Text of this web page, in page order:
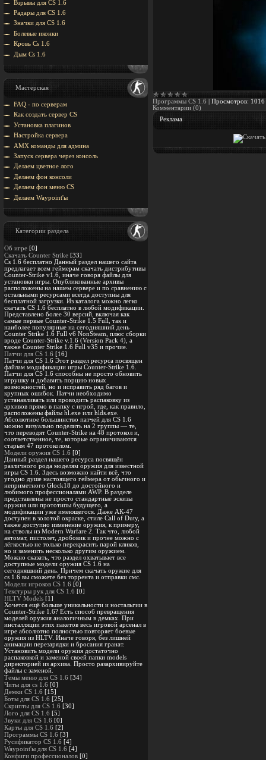
Взрывы для CS 1.6
Радары для CS 1.6
Значки для CS 1.6
Болевые иконки
Кровь Cs 1.6
Дым Cs 1.6
Мастерская
FAQ - по серверам
Как создать сервер CS
Установка плагинов
Настройка сервера
AMX команды для админа
Запуск сервера через консоль
Делаем цветное лого
Делаем фон консоли
Делаем фон меню CS
Делаем Waypoint'ы
Категории раздела
Об игре [0]
Скачать Counter Strike [33]
Cs 1.6 бесплатно Данный раздел нашего сайта
предлагает всем геймерам скачать дистрибутивы
Counter-Strike v1.6, иначе говоря файлы для
установки игры. Опубликованные архивы
расположены на нашем сервере и по сравнению с
остальными ресурсами всегда доступны для
бесплатной загрузки. Из каталога можно легко
скачать CS 1.6 бесплатно в любой модификации.
Представлено более 30 версий, включая как
самые первые Counter-Strike 1.5 Full, так и
наиболее популярные на сегодняшний день
Counter Strike 1.6 Full v6 NonSteam, плюс сборки
вроде Counter-Strike v.1.6 (Version Pack 4), а
также Counter Strike 1.6 Full v35 и прочие.
Патчи для CS 1.6 [16]
Патчи для CS 1.6 Этот раздел ресурса посвящен
файлам модификации игры Counter-Strike 1.6.
Патчи для CS 1.6 способны не просто обновить
игрушку и добавить порцию новых
возможностей, но и исправить ряд багов и
крупных ошибок. Патчи необходимо
устанавливать или проводить распаковку из
архивов прямо в папку с игрой, где, как правило,
расположены файлы hl.exe или hlds.exe.
Абсолютное большинство патчей для CS 1.6
можно визуально поделить на 2 группы — те,
что переводят Counter-Strike на 48 протокол и,
соответственное, те, которые ограничиваются
старым 47 протоколом.
Модели оружия CS 1.6 [0]
Данный раздел нашего ресурса посвящён
различного рода моделям оружия для известной
игры CS 1.6. Здесь возможно найти всё, что
угодно душе настоящего геймера от обычного и
неприметного Glock18 до достойного и
любимого профессионалами AWP. В разделе
представлены не просто стандартные эскизы
оружия или прототипы будущего, а
модификации уже имеющегося. Даже АК-47
доступен в золотой окраске, стиле Call of Duty, а
также доступно изменение оружия, к примеру,
на стволы из Modern Warfare 2. Так что, любой
автомат, пистолет, дробовик и прочее можно с
лёгкостью не только перекрасить парой кликов,
но и заменить несколько другим оружием.
Можно сказать, что раздел охватывает все
доступные модели оружия CS 1.6 на
сегодняшний день. Причем скачать оружие для
cs 1.6 вы сможете без торрента и отправки смс.
Модели игроков CS 1.6 [0]
Текстуры рук для CS 1.6 [0]
HLTV Models [1]
Хочется ещё больше уникальности и ностальгии в
Counter-Strike 1.6? Есть способ превращения
моделей оружия аналогичным в демках. При
инсталляции этих пакетов весь игровой арсенал в
игре абсолютно полностью повторяет боевые
оружия из HLTV. Иначе говоря, без лишней
анимации перезарядки и бросания гранат.
Установить модели оружия достаточно
распаковкой и заменой своей папки models
директорией из архива. Просто разархивируйте
файлы с заменой.
Темы меню для CS 1.6 [34]
Читы для cs 1.6 [0]
Демки CS 1.6 [15]
Боты для CS 1.6 [25]
Скрипты для CS 1.6 [30]
Лого для CS 1.6 [5]
Звуки для CS 1.6 [0]
Карты для CS 1.6 [2]
Программы CS 1.6 [3]
Русификатор CS 1.6 [4]
Waypoint'ы для CS 1.6 [4]
Конфиги профессионалов [0]
Программы CS 1.6 Просмотров: 1016
Комментарии (0)
Реклама